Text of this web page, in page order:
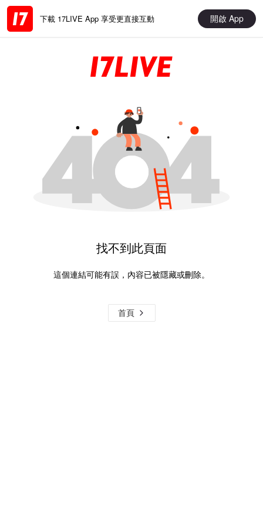
下載 17LIVE App 享受更直接互動 開啟 App
找不到此頁面
這個連結可能有誤，內容已被隱藏或刪除。
首頁